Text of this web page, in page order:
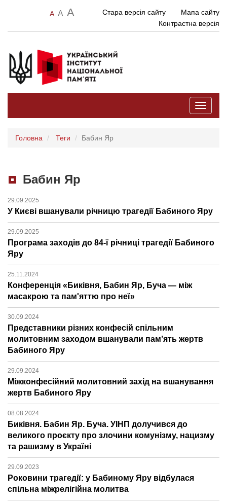
A A A Стара версія сайту
Мапа сайту
Контрастна версія
Toggle
Головна Теги Бабин Яр
Бабин Яр
29.09.2025
У Києві вшанували річницю трагедії Бабиного Яру
29.09.2025
Програма заходів до 84-ї річниці трагедії Бабиного
Яру
25.11.2024
Конференція «Биківня, Бабин Яр, Буча — між
масакрою та пам'яттю про неї»
30.09.2024
Представники різних конфесій спільним
молитовним заходом вшанували пам’ять жертв
Бабиного Яру
29.09.2024
Міжконфесійний молитовний захід на вшанування
жертв Бабиного Яру
08.08.2024
Биківня. Бабин Яр. Буча. УІНП долучився до
великого проєкту про злочини комунізму, нацизму
та рашизму в Україні
29.09.2023
Роковини трагедії: у Бабиному Яру відбулася
спільна міжрелігійна молитва